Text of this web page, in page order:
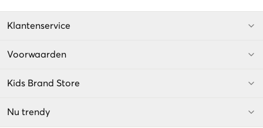
Klantenservice
Voorwaarden
Kids Brand Store
Nu trendy